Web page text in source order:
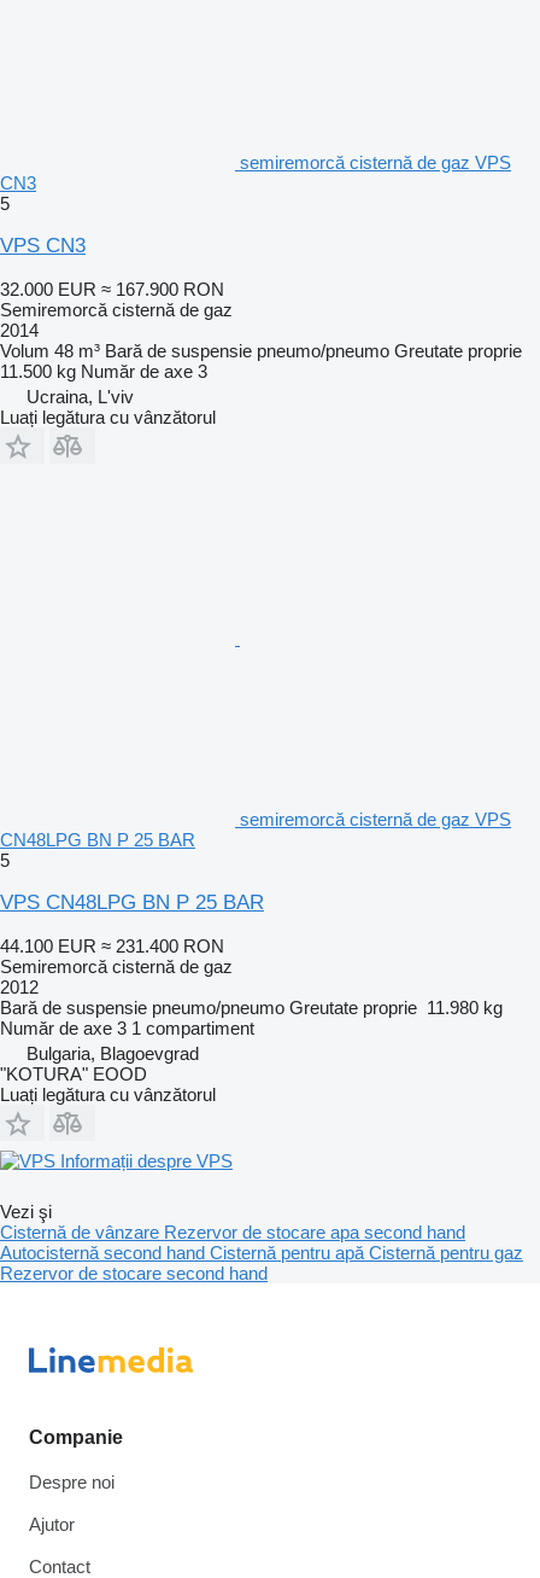
semiremorcă cisternă de gaz VPS
CN3
5
VPS CN3
32.000 EUR ≈ 167.900 RON
Semiremorcă cisternă de gaz
2014
Volum 48 m³ Bară de suspensie pneumo/pneumo Greutate proprie
11.500 kg Număr de axe 3
Ucraina, L'viv
Luați legătura cu vânzătorul
semiremorcă cisternă de gaz VPS
CN48LPG BN P 25 BAR
5
VPS CN48LPG BN P 25 BAR
44.100 EUR ≈ 231.400 RON
Semiremorcă cisternă de gaz
2012
Bară de suspensie pneumo/pneumo Greutate proprie 11.980 kg
Număr de axe 3 1 compartiment
Bulgaria, Blagoevgrad
"KOTURA" EOOD
Luați legătura cu vânzătorul
Informații despre VPS
Vezi şi
Cisternă de vânzare Rezervor de stocare apa second hand
Autocisternă second hand Cisternă pentru apă Cisternă pentru gaz
Rezervor de stocare second hand
Companie
Despre noi
Ajutor
Contact